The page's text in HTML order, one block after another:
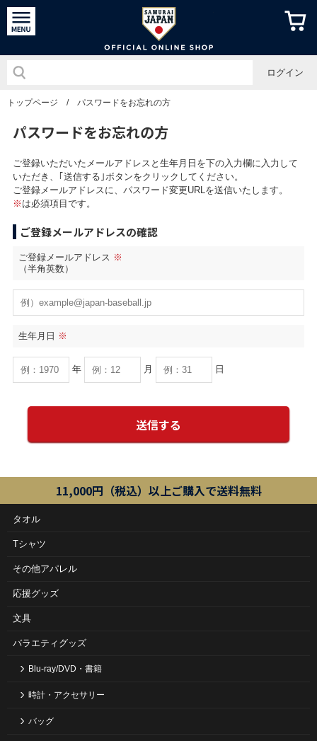
侍ジャパ
ログイン
トップページ / パスワードをお忘れの方
パスワードをお忘れの方
ご登録いただいたメールアドレスと生年月日を下の入力欄に入力して
いただき、｢送信する｣ボタンをクリックしてください。
ご登録メールアドレスに、パスワード変更URLを送信いたします。
※ は必須項目です。
ご登録メールアドレスの確認
ご登録メールアドレス ※
（半角英数）
生年月日 ※
年 月 日
11,000円（税込）以上ご購入で送料無料
タオル
Tシャツ
その他アパレル
応援グッズ
文具
バラエティグッズ
Blu-ray/DVD・書籍
時計・アクセサリー
バッグ